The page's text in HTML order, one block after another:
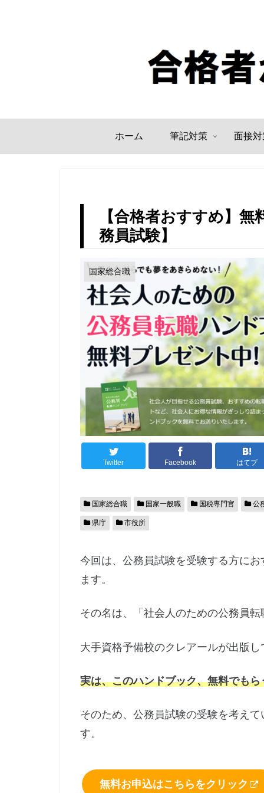
ホーム 筆記対策 面接対
【合格者おすすめ】
務員試験】
国家総合職
Twitter Facebook はてブ
国家総合職 国家一般職 国税専門官 公
県庁 市役所
今回は、公務員試験を受験する方に
ます。
その名は、「社会人のための公務員
大手資格予備校のクレアールが出版し
実は、このハンドブック、無料でもら
そのため、公務員試験の受験を考え
す。
無料お申込はこちらをクリック